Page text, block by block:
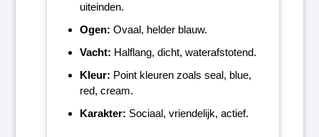
uiteinden.
Ogen: Ovaal, helder blauw.
Vacht: Halflang, dicht, waterafstotend.
Kleur: Point kleuren zoals seal, blue,
red, cream.
Karakter: Sociaal, vriendelijk, actief.